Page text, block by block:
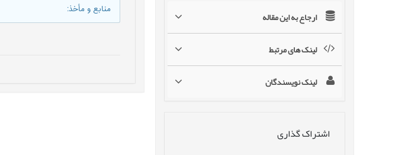
ارجاع به این مقاله
لینک های مرتبط
لینک نویسندگان
اشتراک گذاری
منابع و مأخذ: